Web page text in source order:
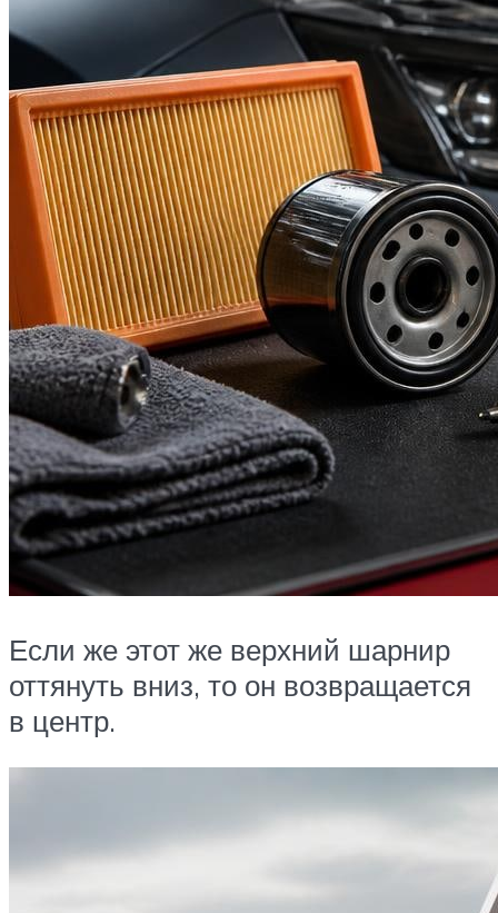
Если же этот же верхний шарнир
оттянуть вниз, то он возвращается
в центр.